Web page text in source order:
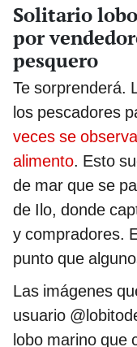
Solitario
por
pesquero
Te sorprenderá.
los pescadores
veces se
alimento. Esto
de mar que se
de Ilo, donde
y compradores.
punto que
Las imágenes
usuario
lobo marino que